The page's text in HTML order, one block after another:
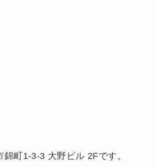
町1-3-3 大野ビル 2Fです。